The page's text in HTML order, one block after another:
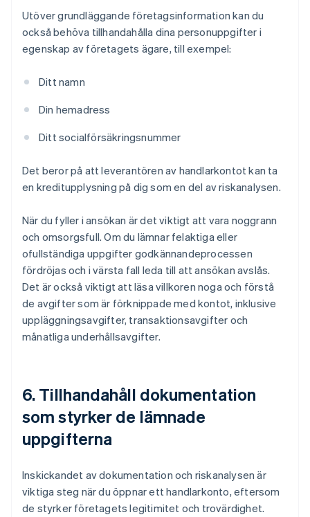
Utöver grundläggande företagsinformation kan du
också behöva tillhandahålla dina personuppgifter i
egenskap av företagets ägare, till exempel:
Ditt namn
Din hemadress
Ditt socialförsäkringsnummer
Det beror på att leverantören av handlarkontot kan ta
en kreditupplysning på dig som en del av riskanalysen.
När du fyller i ansökan är det viktigt att vara noggrann
och omsorgsfull. Om du lämnar felaktiga eller
ofullständiga uppgifter godkännandeprocessen
fördröjas och i värsta fall leda till att ansökan avslås.
Det är också viktigt att läsa villkoren noga och förstå
de avgifter som är förknippade med kontot, inklusive
uppläggningsavgifter, transaktionsavgifter och
månatliga underhållsavgifter.
6. Tillhandahåll dokumentation
som styrker de lämnade
uppgifterna
Inskickandet av dokumentation och riskanalysen är
viktiga steg när du öppnar ett handlarkonto, eftersom
de styrker företagets legitimitet och trovärdighet.